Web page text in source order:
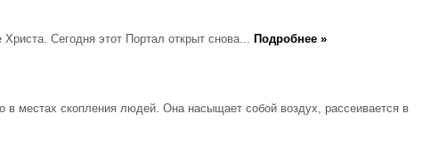
Сегодня этот Портал открыт снова...
Подробнее »
в местах скопления людей. Она насыщает собой воздух, рассеивается в